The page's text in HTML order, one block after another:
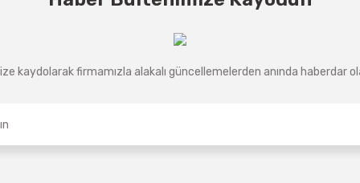
kaydolarak firmamızla alakalı güncellemelerden anında haberdar